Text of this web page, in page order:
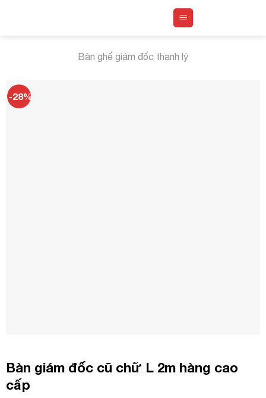
Bàn ghế giám đốc thanh lý
-28%
Bàn giám đốc cũ chữ L 2m hàng cao
cấp